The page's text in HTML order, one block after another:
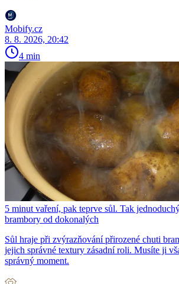
Mobify.cz
8. 8. 2026, 20:42
4 min
5 minut vaření, pak teprve sůl. Tak
brambory od dokonalých
Sůl hraje při zvýrazňování přirozené chuti
jejich správné textury zásadní roli. Musíte ji
správný moment.